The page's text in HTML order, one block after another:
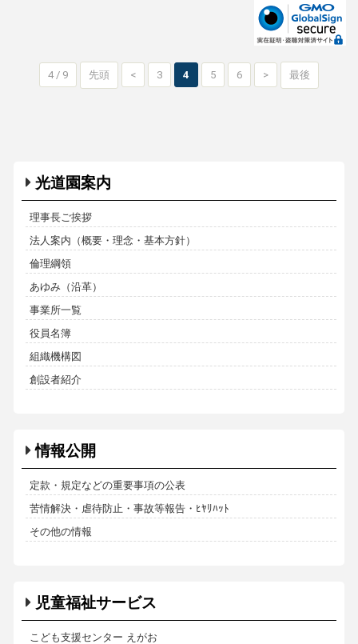
4 / 9 先頭 < 3 4 5 6 > 最後
光道園案内
理事長ご挨拶
法人案内（概要・理念・基本方針）
倫理綱領
あゆみ（沿革）
事業所一覧
役員名簿
組織機構図
創設者紹介
情報公開
定款・規定などの重要事項の公表
苦情解決・虐待防止・事故等報告・ﾋﾔﾘﾊｯﾄ
その他の情報
児童福祉サービス
こども支援センター えがお